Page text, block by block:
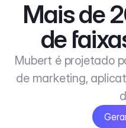
Mais de
de
Mubert é projetado
de marketing,